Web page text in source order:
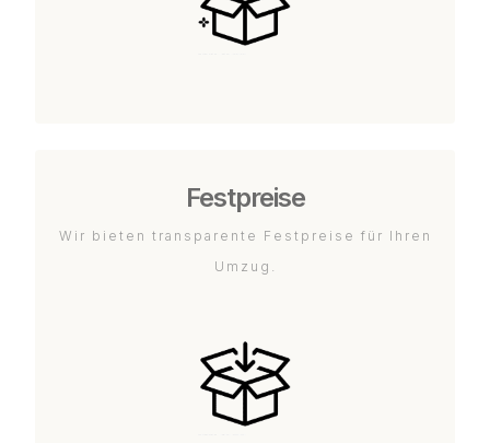
Festpreise
Wir bieten transparente Festpreise für Ihren
Umzug.